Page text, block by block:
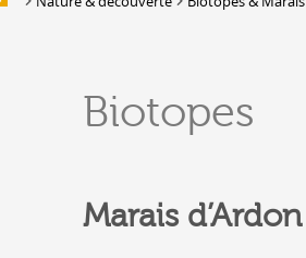
HÉBERGEMENTS &
RESTAURATION
Bars, Cafés, Restaurants &
Biotopes
Marais d’Ardon